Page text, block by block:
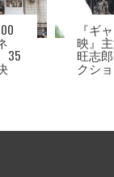
35
『ギ
映』
旺志
クシ